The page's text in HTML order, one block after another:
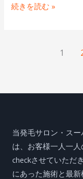
AGA
続きを読む »
1
当発毛サロン・ス
は、お客様一人一
checkさせていただ
にあった施術と最